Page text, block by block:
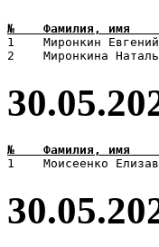
1    Миронкин